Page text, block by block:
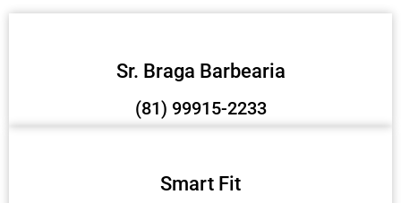
Sr. Braga Barbearia
(81) 99915-2233
Smart Fit